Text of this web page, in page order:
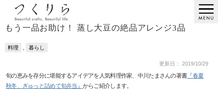
もう一品お助け！ 蒸し大豆の絶品アレンジ3品
料理 , 暮らし
更新日： 2019/10/29
旬の恵みを存分に堪能するアイデアを人気料理作家、中川たまさんの著書『春夏
秋冬、ぎゅっと詰めて旬弁当』 からご紹介します。